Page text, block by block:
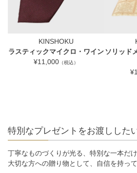
KINSHOKU
ラスティックマイクロ・ワイン
¥11,000 （税込）
ソリッド
特別なプレゼントをお渡しした
丁寧なものづくりが光る、特別な一本だ
大切な方への贈り物として、自信を持っ